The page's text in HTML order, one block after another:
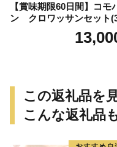
【賞味期限60日間】コモ
ン クロワッサンセット
個入り)／災害用備蓄 保存
非常食 防災グッズにも
この返礼品を
こんな返礼品